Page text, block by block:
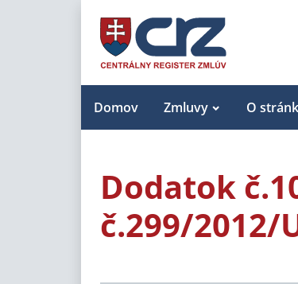
Domov Zmluvy O
Dodatok
č.299/2012/